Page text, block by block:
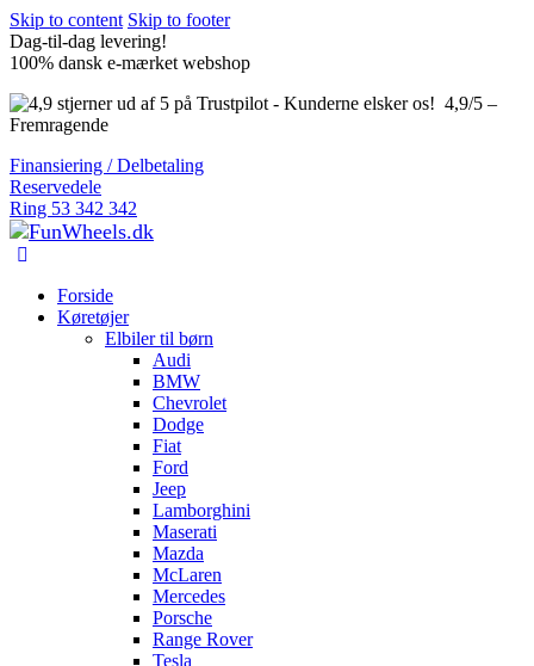
Skip to content Skip to footer
Dag-til-dag levering!
100% dansk e-mærket webshop
4,9/5 –
Fremragende
Finansiering / Delbetaling
Reservedele
Ring 53 342 342
Forside
Køretøjer
Elbiler til børn
Audi
BMW
Chevrolet
Dodge
Fiat
Ford
Jeep
Lamborghini
Maserati
Mazda
McLaren
Mercedes
Porsche
Range Rover
Tesla